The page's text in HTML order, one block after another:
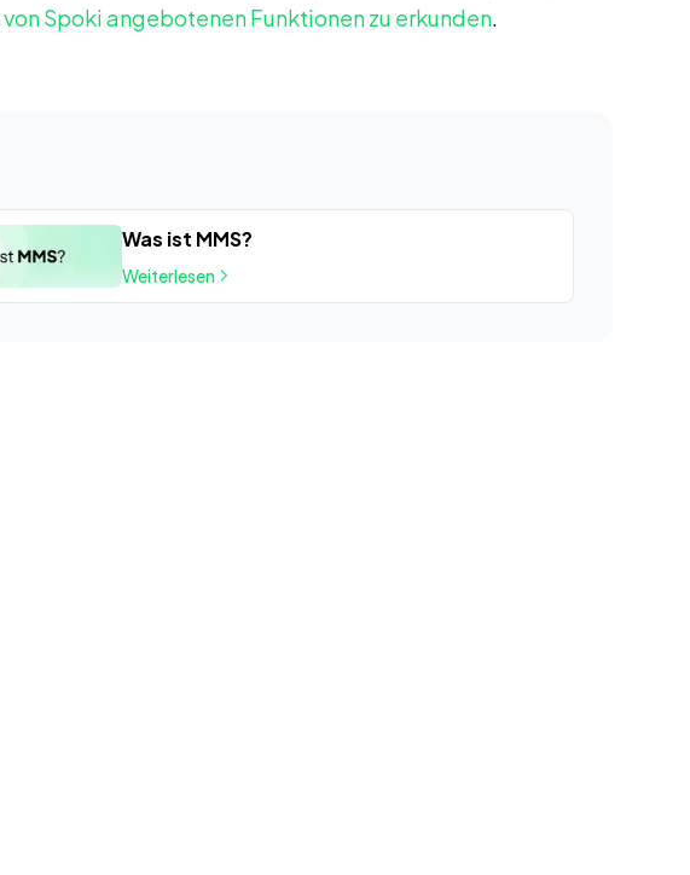
von Spoki angebotenen Funktionen zu erkunden.
Was ist MMS?
Weiterlesen